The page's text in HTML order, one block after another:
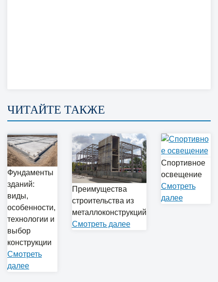
ЧИТАЙТЕ ТАКЖЕ
Фундаменты
зданий:
виды,
особенности,
технологии и
выбор
конструкции
Cмотреть
далее
Преимущества
строительства из
металлоконструкций
Cмотреть далее
Спортивное
освещение
Cмотреть
далее